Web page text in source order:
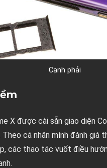
Cạnh phải
X được cài sẵn giao diện
Theo cá nhân mình đánh giá
các thao tác vuốt điều